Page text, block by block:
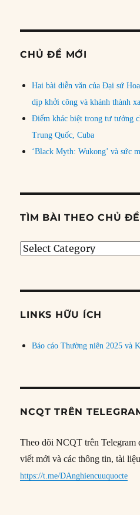
CHỦ ĐỀ MỚI
Hai bài diễn văn của Đại sứ
dịp khởi công và khánh thành
Điểm khác biệt trong tư tưởng
Trung Quốc, Cuba
‘Black Myth: Wukong’ và sức
TÌM BÀI THEO CHỦ ĐỀ
Tìm
đề
LINKS HỮU ÍCH
Báo cáo Thường niên 2025 và
NCQT TRÊN
Theo dõi NCQT trên Telegram
viết mới và các thông tin, tài
https://t.me/DAnghiencuuquocte